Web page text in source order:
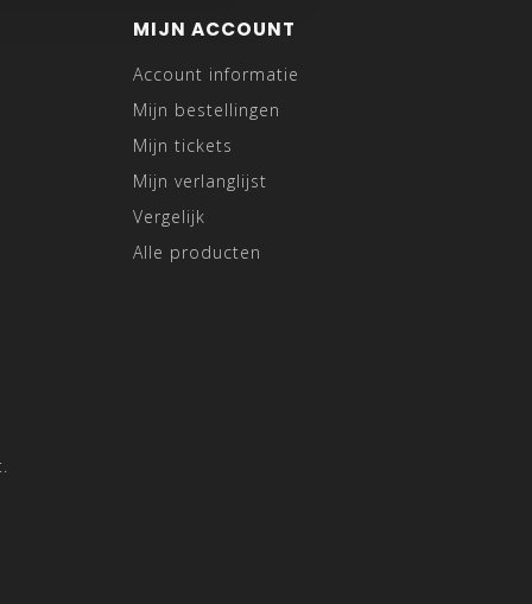
MIJN ACCOUNT
Account informatie
Mijn bestellingen
Mijn tickets
Mijn verlanglijst
Vergelijk
Alle producten